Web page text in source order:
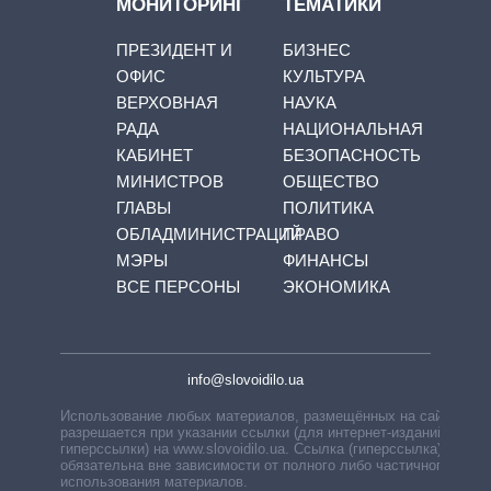
МОНИТОРИНГ
ПРЕЗИДЕНТ И
ОФИС
ВЕРХОВНАЯ
РАДА
КАБИНЕТ
МИНИСТРОВ
ГЛАВЫ
ОБЛАДМИНИСТРАЦИЙ
МЭРЫ
ВСЕ ПЕРСОНЫ
ТЕМАТИКИ
БИЗНЕС
КУЛЬТУРА
НАУКА
НАЦИОНАЛЬНАЯ
БЕЗОПАСНОСТЬ
ОБЩЕСТВО
ПОЛИТИКА
ПРАВО
ФИНАНСЫ
ЭКОНОМИКА
info@slovoidilo.ua
Использование любых материалов, размещённых на сайте,
разрешается при указании ссылки (для интернет-изданий —
гиперссылки) на www.slovoidilo.ua. Ссылка (гиперссылка)
обязательна вне зависимости от полного либо частичного
использования материалов.